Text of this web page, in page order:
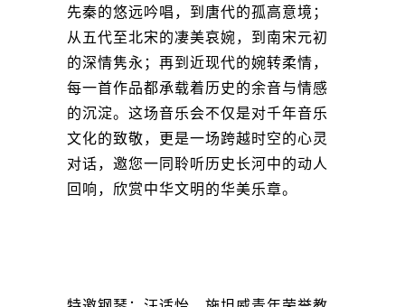
先秦的悠远吟唱，到唐代的孤高意境；
从五代至北宋的凄美哀婉，到南宋元初
的深情隽永；再到近现代的婉转柔情，
每一首作品都承载着历史的余音与情感
的沉淀。这场音乐会不仅是对千年音乐
文化的致敬，更是一场跨越时空的心灵
对话，邀您一同聆听历史长河中的动人
回响，欣赏中华文明的华美乐章。